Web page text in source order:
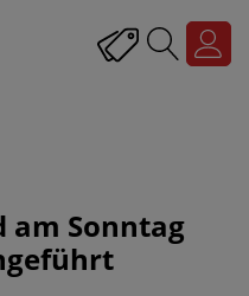
am Sonntag